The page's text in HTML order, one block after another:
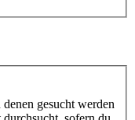
gesucht werden